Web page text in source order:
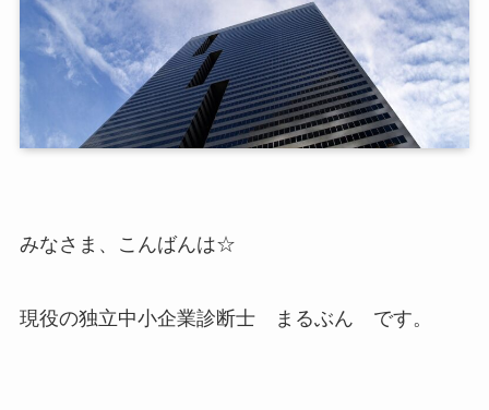
みなさま、こんばんは☆
現役の独立中小企業診断士 まるぶん です。